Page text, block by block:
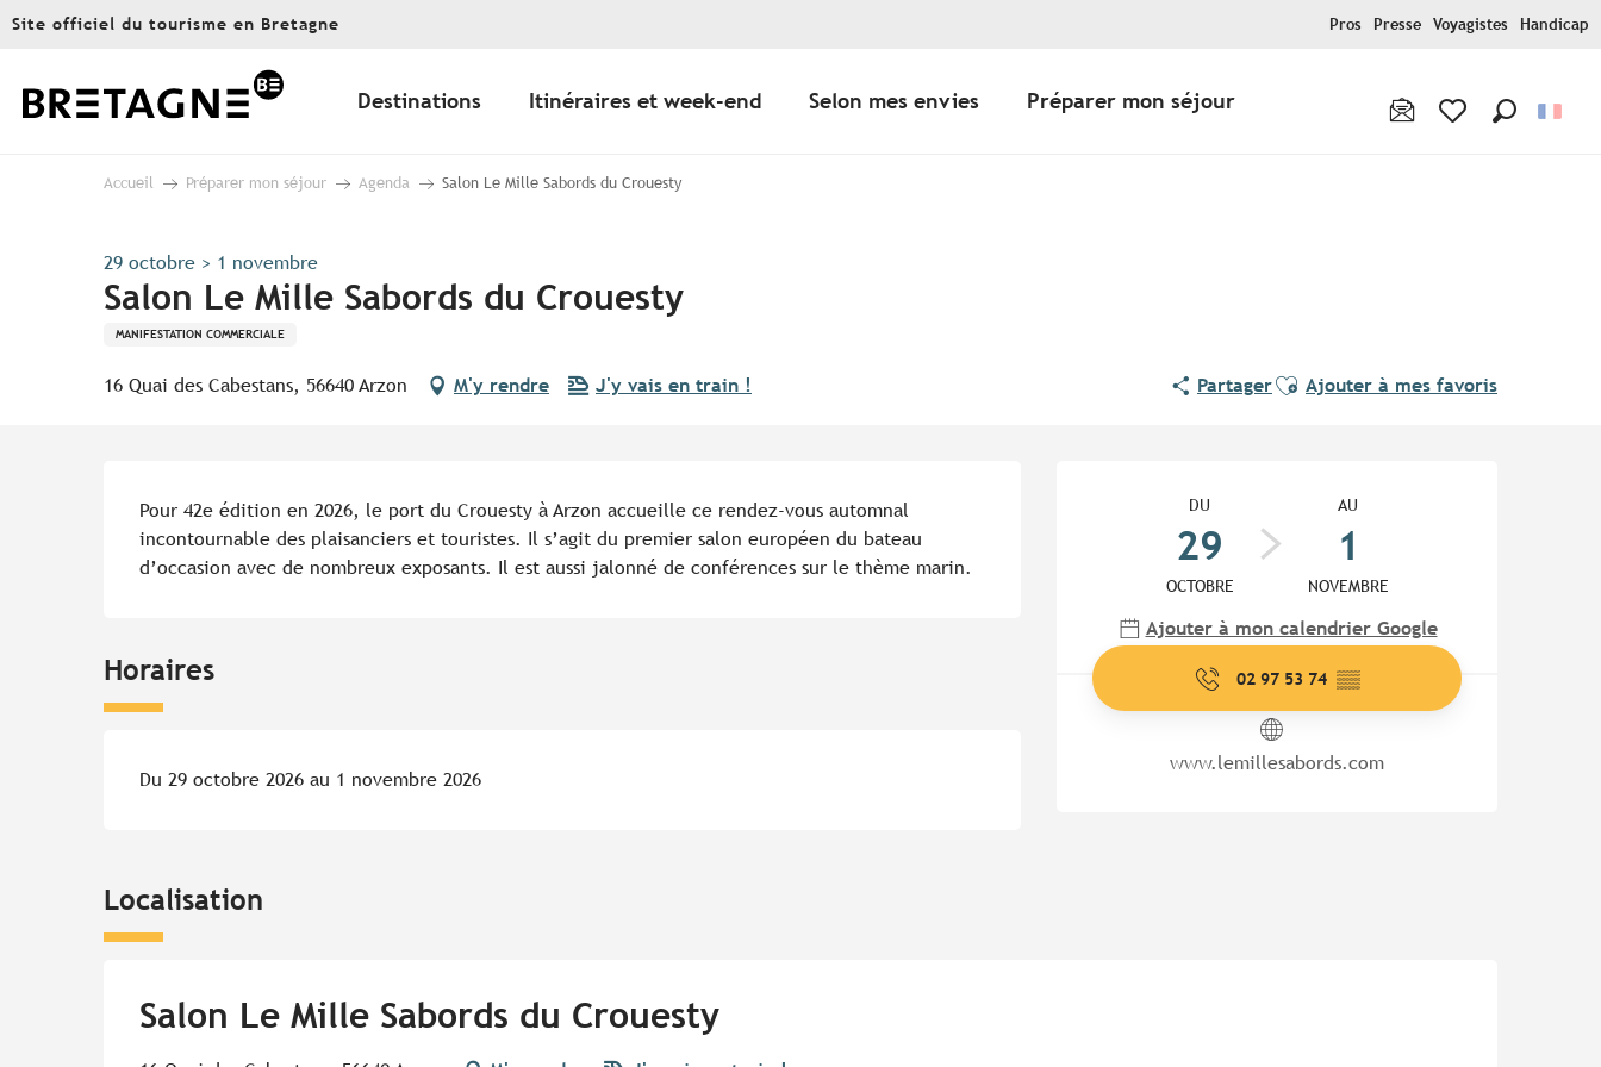
Aller
principal
Site officiel du tourisme en Bretagne Pros Presse Voyagistes Handicap
Destinations Itinéraires et week-end Selon mes envies Préparer mon séjour
Accueil Préparer mon séjour Agenda Salon Le Mille Sabords du Crouesty
29 octobre > 1 novembre
Salon Le Mille Sabords du Crouesty
MANIFESTATION COMMERCIALE
16 Quai des Cabestans, 56640 Arzon M'y rendre J'y vais en train ! PartagerAjouter aux favoris
Ajouter à mes favoris
DU
29
OCTOBRE
AU
1
NOVEMBRE
Ajouter à mon calendrier Google
02 97 53 74 ▒▒
www.lemillesabords.com
Pour 42e édition en 2026, le port du Crouesty à Arzon accueille ce rendez-vous automnal
incontournable des plaisanciers et touristes. Il s’agit du premier salon européen du bateau
d’occasion avec de nombreux exposants. Il est aussi jalonné de conférences sur le thème marin.
Horaires
Du 29 octobre 2026 au 1 novembre 2026
Localisation
Salon Le Mille Sabords du Crouesty